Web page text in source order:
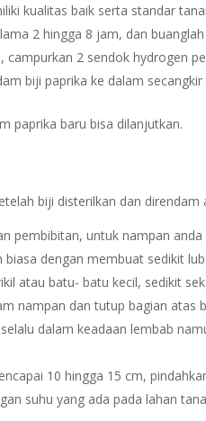
kualitas baik serta standar
2 hingga 8 jam, dan
campurkan 2 sendok hydrogen
biji paprika ke dalam
paprika baru bisa dilanjutkan.
biji disterilkan dan direndam
pembibitan, untuk nampan
dengan membuat sedikit
atau batu- batu kecil, sedikit
nampan dan tutup bagian atas
dalam keadaan lembab
10 hingga 15 cm,
suhu yang ada pada lahan